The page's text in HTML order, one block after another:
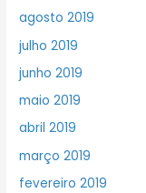
agosto 2019
julho 2019
junho 2019
maio 2019
abril 2019
março 2019
fevereiro 2019